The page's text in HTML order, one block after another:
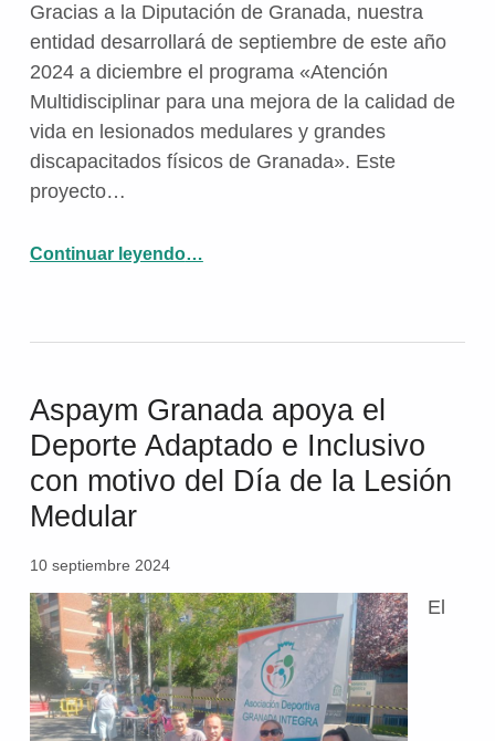
Gracias a la Diputación de Granada, nuestra
entidad desarrollará de septiembre de este año
2024 a diciembre el programa «Atención
Multidisciplinar para una mejora de la calidad de
vida en lesionados medulares y grandes
discapacitados físicos de Granada». Este
proyecto…
Continuar leyendo“Desarrollo del programa «Atención Multidisciplinar para una mejora de la calidad de vida en lesionados medulares y grandes discapacitados físicos de Granada».”
…
Aspaym Granada apoya el
Deporte Adaptado e Inclusivo
con motivo del Día de la Lesión
Medular
10 septiembre 2024
El